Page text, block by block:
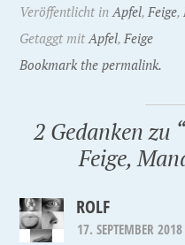
Veröffentlicht inApfel,Feige,
Getaggt mitApfel,Feige
Bookmark the permalink.
2 Gedanken zu “
Feige,
ROLF
17. SEPTEMBER